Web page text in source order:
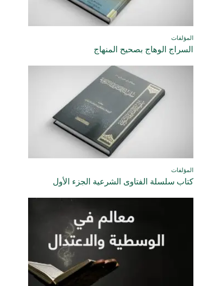
المؤلفات
السراج الوهاج بصحيح المنهاج
المؤلفات
كتاب سلسلة الفتاوى الشرعية الجزء الأول